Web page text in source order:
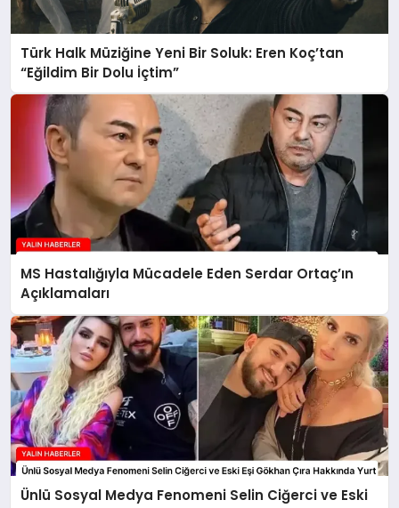
Türk Halk Müziğine Yeni Bir Soluk: Eren Koç’tan
“Eğildim Bir Dolu İçtim”
MS Hastalığıyla Mücadele Eden Serdar Ortaç’ın
Açıklamaları
Ünlü Sosyal Medya Fenomeni Selin Ciğerci ve Eski